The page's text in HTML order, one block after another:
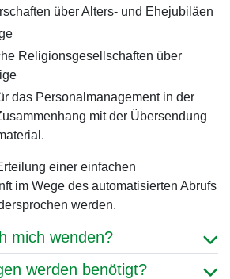
über Alters- und Ehejubiläen
Religionsgesellschaften über
das Personalmanagement in der
mit der Übersendung
einer einfachen
im Wege des automatisierten Abrufs
werden.
mich wenden?
werden benötigt?